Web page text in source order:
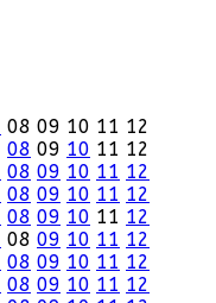
08 09 10 11 12
08 09 10 11 12
08 09 10 11 12
08 09 10 11 12
08 09 10 11 12
08 09 10 11 12
08 09 10 11 12
08 09 10 11 12